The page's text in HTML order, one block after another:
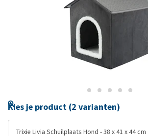
Kies je product (2 varianten)
Trixie Livia Schuilplaats Hond - 38 x 41 x 44 cm